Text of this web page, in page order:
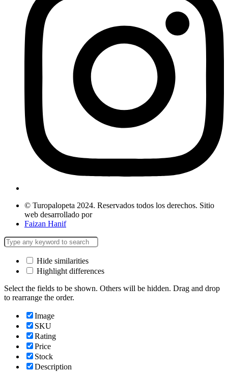
© Turopalopeta 2024. Reservados todos los derechos. Sitio
web desarrollado por
Faizan Hanif
Hide similarities
Highlight differences
Select the fields to be shown. Others will be hidden. Drag and drop
to rearrange the order.
Image
SKU
Rating
Price
Stock
Description